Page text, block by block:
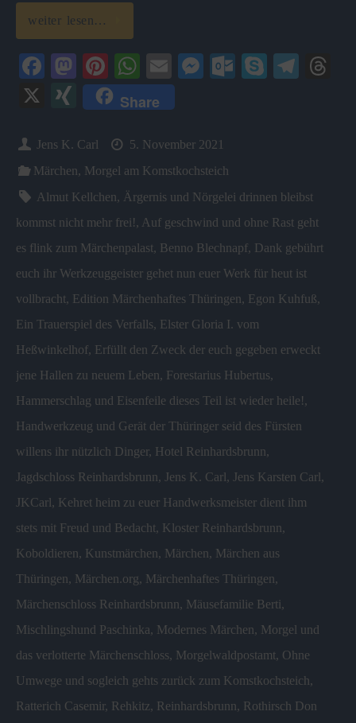
weiter lesen…
Fa
ce
ok
M
as
to
do
n
Pi
nt
er
es
t
W
ha
ts
A
pp
E
m
ail
M
ng
er
O
o
m
S
Te
X
X
N
G
Share
Jens K. Carl
5. November 2021
Märchen, Morgel am Komstkochsteich
Almut Kellchen, Ärgernis und Nörgelei drinnen bleibst
kommst nicht mehr frei!, Auf geschwind und ohne Rast geht
es flink zum Märchenpalast, Benno Blechnapf, Dank gebührt
euch ihr Werkzeuggeister gehet nun euer Werk für heut ist
vollbracht, Edition Märchenhaftes Thüringen, Egon Kuhfuß,
Ein Trauerspiel des Verfalls, Elster Gloria I. vom
Heßwinkelhof, Erfüllt den Zweck der euch gegeben erweckt
jene Hallen zu neuem Leben, Forestarius Hubertus,
Hammerschlag und Eisenfeile dieses Teil ist wieder heile!,
Handwerkzeug und Gerät der Thüringer seid des Fürsten
willens ihr nützlich Dinger, Hotel Reinhardsbrunn,
Jagdschloss Reinhardsbrunn, Jens K. Carl, Jens Karsten Carl,
JKCarl, Kehret heim zu euer Handwerksmeister dient ihm
stets mit Freud und Bedacht, Kloster Reinhardsbrunn,
Koboldieren, Kunstmärchen, Märchen, Märchen aus
Thüringen, Märchen.org, Märchenhaftes Thüringen,
Märchenschloss Reinhardsbrunn, Mäusefamilie Berti,
Mischlingshund Paschinka, Modernes Märchen, Morgel und
das verlotterte Märchenschloss, Morgelwaldpostamt, Ohne
Umwege und sogleich gehts zurück zum Komstkochsteich,
Ratterich Casemir, Rehkitz, Reinhardsbrunn, Rothirsch Don